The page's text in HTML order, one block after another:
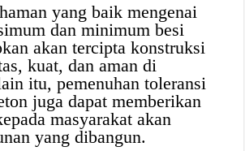
yang baik mengenai
dan minimum besi
akan tercipta konstruksi
kuat, dan aman di
itu, pemenuhan toleransi
juga dapat memberikan
masyarakat akan
yang dibangun.